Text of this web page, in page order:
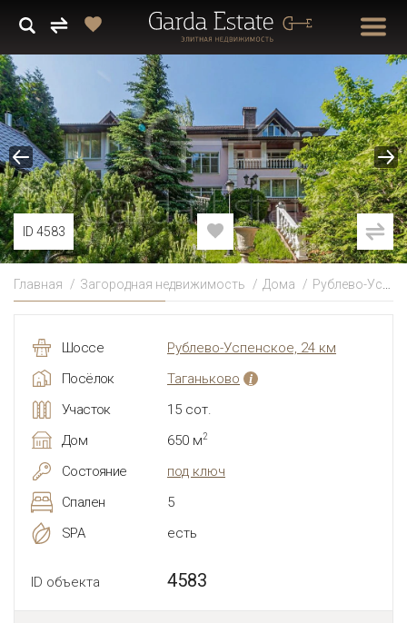
ID 4583
Главная Загородная недвижимость Дома Рублево-Успенское
Шоссе
Рублево-Успенское, 24 км
Посёлок
Таганьково i
Участок
15 сот.
Дом
650 м2
Состояние
под ключ
Спален
5
SPA
есть
ID объекта 4583